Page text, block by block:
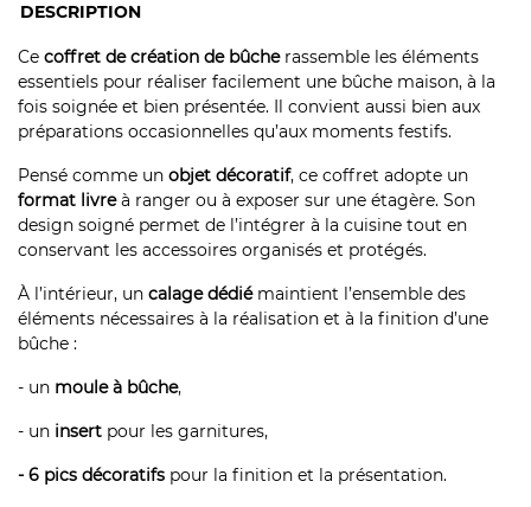
DESCRIPTION
Ce coffret de création de bûcherassemble les éléments
essentiels pour réaliser facilement une bûche maison, à la
fois soignée et bien présentée. Il convient aussi bien aux
préparations occasionnelles qu’aux moments festifs.
Pensé comme un objet décoratif, ce coffret adopte un
format livreà ranger ou à exposer sur une étagère. Son
design soigné permet de l’intégrer à la cuisine tout en
conservant les accessoires organisés et protégés.
À l’intérieur, un calage dédiémaintient l’ensemble des
éléments nécessaires à la réalisation et à la finition d’une
bûche :
- un moule à bûche,
- un insert pour les garnitures,
- 6 pics décoratifs pour la finition et la présentation.